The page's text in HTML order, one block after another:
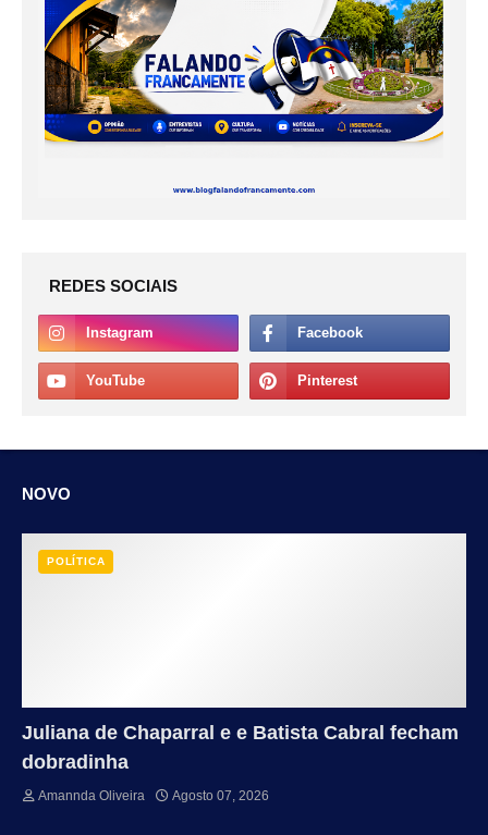
REDES SOCIAIS
NOVO
POLÍTICA
Juliana de Chaparral e e Batista Cabral fecham
dobradinha
Amannda Oliveira Agosto 07, 2026